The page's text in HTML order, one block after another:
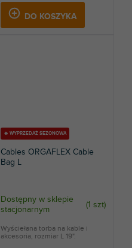
DO KOSZYKA
🔥 WYPRZEDAŻ SEZONOWA
Cables ORGAFLEX Cable
Bag L
Dostępny w sklepie
stacjonarnym
(1 szt)
Wyściełana torba na kable i
akcesoria, rozmiar L 19".